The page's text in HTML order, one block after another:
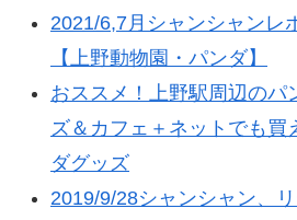
2021/6,7月シャンシャンレ
【上野動物園・パンダ】
おススメ！上野駅周辺のパ
ズ＆カフェ＋ネットでも買
ダグッズ
2019/9/28シャンシャン、